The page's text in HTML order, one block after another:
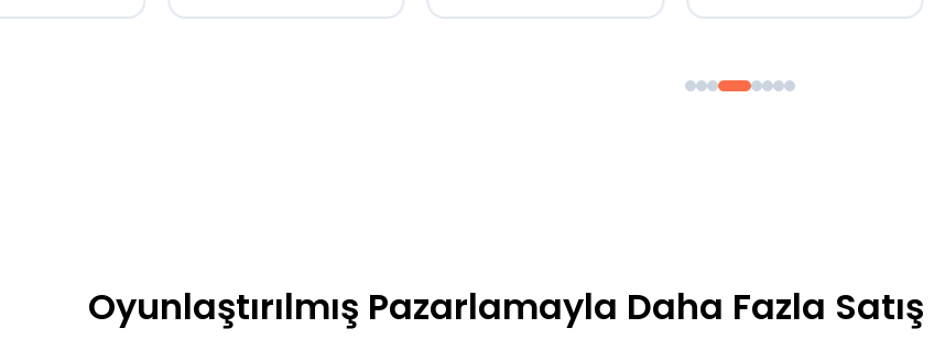
Oyunlaştırılmış Pazarlamayla Daha Fazla Satış